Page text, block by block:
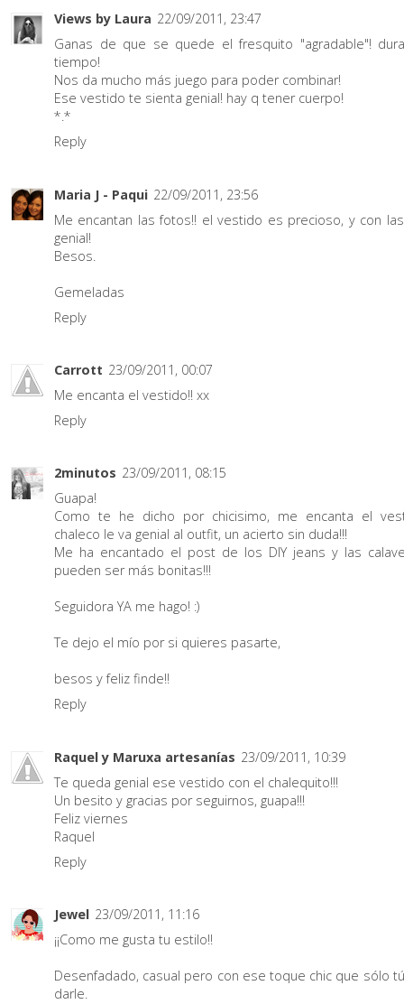
Views by Laura 22/09/2011, 23:47
Ganas de que se quede el fresquito "agradable"!
tiempo!
Nos da mucho más juego para poder combinar!
Ese vestido te sienta genial! hay q tener cuerpo!
*.*
Reply
Maria J - Paqui 22/09/2011, 23:56
Me encantan las fotos!! el vestido es precioso, y con
genial!
Besos.
Gemeladas
Reply
Carrott 23/09/2011, 00:07
Me encanta el vestido!! xx
Reply
2minutos 23/09/2011, 08:15
Guapa!
Como te he dicho por chicisimo, me encanta el
chaleco le va genial al outfit, un acierto sin duda!!!
Me ha encantado el post de los DIY jeans y las
pueden ser más bonitas!!!
Seguidora YA me hago! :)
Te dejo el mío por si quieres pasarte,
besos y feliz finde!!
Reply
Raquel y Maruxa artesanías 23/09/2011, 10:39
Te queda genial ese vestido con el chalequito!!!
Un besito y gracias por seguirnos, guapa!!!
Feliz viernes
Raquel
Reply
Jewel 23/09/2011, 11:16
¡¡Como me gusta tu estilo!!
Desenfadado, casual pero con ese toque chic que sólo
darle.